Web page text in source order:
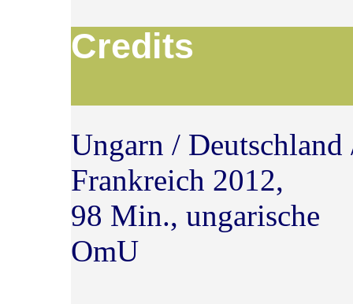
Ungarn / Deutschland
Frankreich 2012,
98 Min., ungarische
OmU